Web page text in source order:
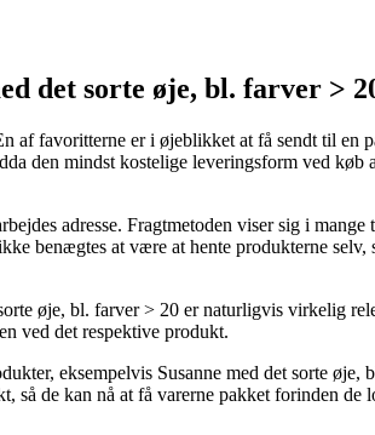
det sorte øje, bl. farver >
af favoritterne er i øjeblikket at få sendt til en
den mindst kostelige leveringsform ved køb
adresse. Fragtmetoden viser sig i
benægtes at være at hente produkterne selv,
øje, bl. farver > 20 er naturligvis virkelig
ved det respektive produkt.
eksempelvis Susanne med det sorte øje,
så de kan nå at få varerne pakket forinden de